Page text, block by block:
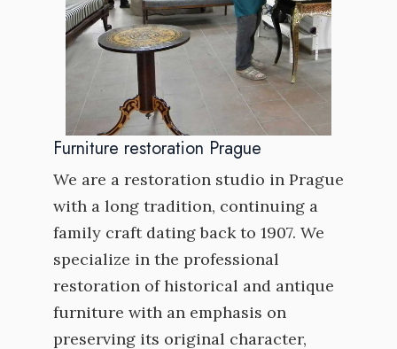
Furniture restoration Prague
We are a restoration studio in Prague
with a long tradition, continuing a
family craft dating back to 1907. We
specialize in the professional
restoration of historical and antique
furniture with an emphasis on
preserving its original character,